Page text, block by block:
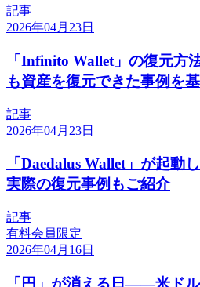
記事
2026年04月23日
「Infinito Wallet」の復元方
も資産を復元できた事例を
記事
2026年04月23日
「Daedalus Wallet」が起動
実際の復元事例もご紹介
記事
有料会員限定
2026年04月16日
「円」が消える日——米ド